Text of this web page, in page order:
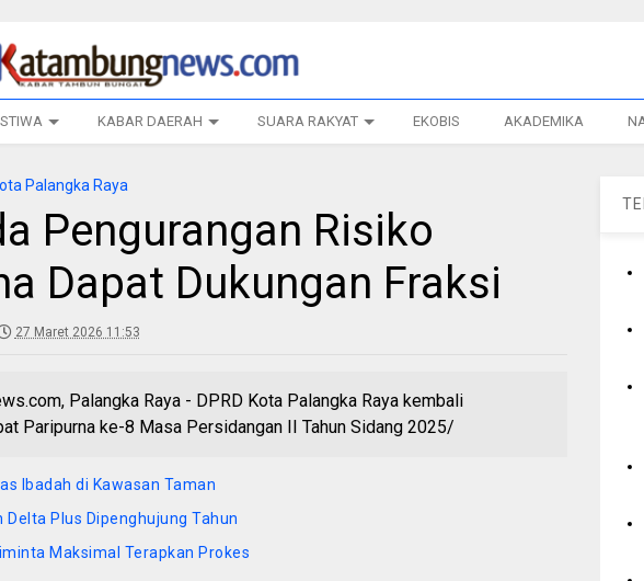
KABAR DAERAH SUARA RAKYAT EKOBIS AKADEMIKA
Palangka Raya
Pengurangan Risiko
Dapat Dukungan Fraksi
27 Maret 2026 11:53
Palangka Raya - DPRD Kota Palangka Raya kembali
Paripurna ke-8 Masa Persidangan II Tahun Sidang 2025/
Ibadah di Kawasan Taman
Delta Plus Dipenghujung Tahun
Maksimal Terapkan Prokes